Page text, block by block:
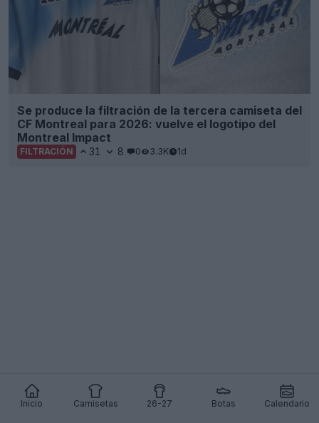
Inicio Camisetas 26-27 Botas Calendario
Se produce la filtración de la tercera camiseta del
CF Montreal para 2026: vuelve el logotipo del
Montreal Impact
FILTRACIÓN 31 8 0 3.3K 1d